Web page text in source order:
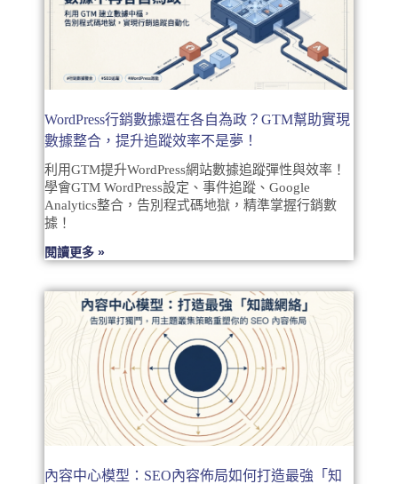
WordPress行銷數據還在各自為政？GTM幫助實現
數據整合，提升追蹤效率不是夢！
利用GTM提升WordPress網站數據追蹤彈性與效率！
學會GTM WordPress設定、事件追蹤、Google
Analytics整合，告別程式碼地獄，精準掌握行銷數
據！
閱讀更多 »
內容中心模型：SEO內容佈局如何打造最強「知